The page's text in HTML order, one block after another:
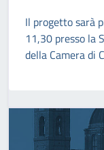
Il progetto sarà
11,30 presso la
della Camera di